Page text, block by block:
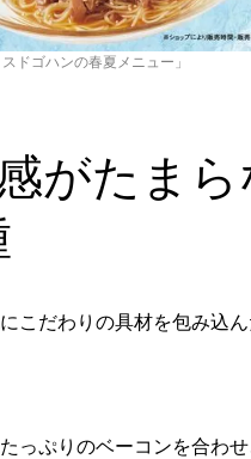
スドゴハンの春夏メニュー」
がたまら
こだわりの具材を包み込
っぷりのベーコンを合わ